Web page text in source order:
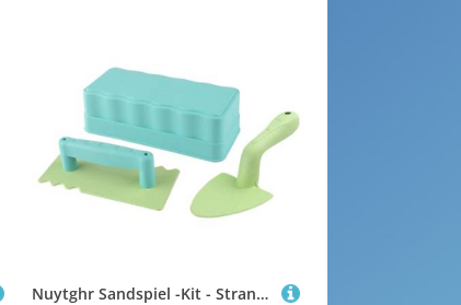
Nuytghr Sandspiel -Kit - Strandschaufel und Ziegelform Set für Spaß im Freien, Pool -Urlaubspark -Camping, Kinderspielzeug für Mädchen, leichte Wiederverwendbare Spielwerkzeuge in Brown Green